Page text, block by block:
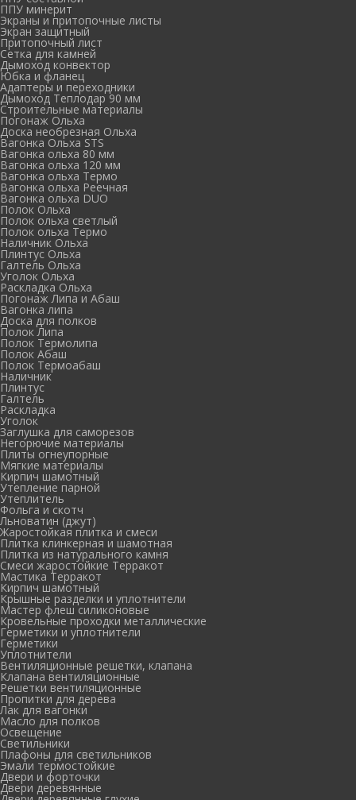
ППУ минерит
Экраны и притопочные листы
Экран защитный
Притопочный лист
Сетка для камней
Дымоход конвектор
Юбка и фланец
Адаптеры и переходники
Дымоход Теплодар 90 мм
Cтроительные материалы
Погонаж Ольха
Доска необрезная Ольха
Вагонка Ольха STS
Вагонка ольха 80 мм
Вагонка ольха 120 мм
Вагонка ольха Термо
Вагонка ольха Реечная
Вагонка ольха DUO
Полок Ольха
Полок ольха светлый
Полок ольха Термо
Наличник Ольха
Плинтус Ольха
Галтель Ольха
Уголок Ольха
Раскладка Ольха
Погонаж Липа и Абаш
Вагонка липа
Доска для полков
Полок Липа
Полок Термолипа
Полок Абаш
Полок Термоабаш
Наличник
Плинтус
Галтель
Раскладка
Уголок
Заглушка для саморезов
Негорючие материалы
Плиты огнеупорные
Мягкие материалы
Кирпич шамотный
Утепление парной
Утеплитель
Фольга и скотч
Льноватин (джут)
Жаростойкая плитка и смеси
Плитка клинкерная и шамотная
Плитка из натурального камня
Смеси жаростойкие Терракот
Мастика Терракот
Кирпич шамотный
Крышные разделки и уплотнители
Мастер флеш силиконовые
Кровельные проходки металлические
Герметики и уплотнители
Герметики
Уплотнители
Вентиляционные решетки, клапана
Клапана вентиляционные
Решетки вентиляционные
Пропитки для дерева
Лак для вагонки
Масло для полков
Освещение
Светильники
Плафоны для светильников
Эмали термостойкие
Двери и форточки
Двери деревянные